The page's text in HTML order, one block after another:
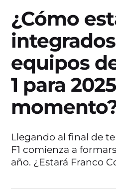
¿Cómo
equipos
1 para
Llegando al final de
F1 comienza a
año. ¿Estará Franco